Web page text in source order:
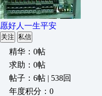
愿好人一生平安
关注 私信
精华：0帖
求助：0帖
帖子：6帖 | 538回
年度积分：0